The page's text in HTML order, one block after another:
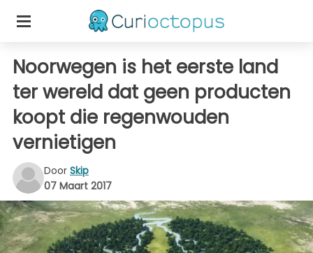
Noorwegen is het eerste land
ter wereld dat geen producten
koopt die regenwouden
vernietigen
Door Skip
07 Maart 2017